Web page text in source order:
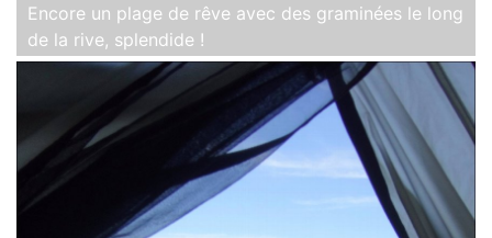
Encore un plage de rêve avec des graminées le long
de la rive, splendide !